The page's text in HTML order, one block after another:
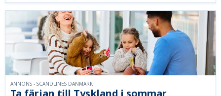
ANNONS - SCANDLINES DANMARK